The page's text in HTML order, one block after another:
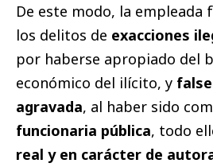
De este modo, la
los delitos de exacciones
por haberse apropiado del
económico del ilícito, y
agravada, al haber sido
funcionaria pública, todo
real y en carácter de